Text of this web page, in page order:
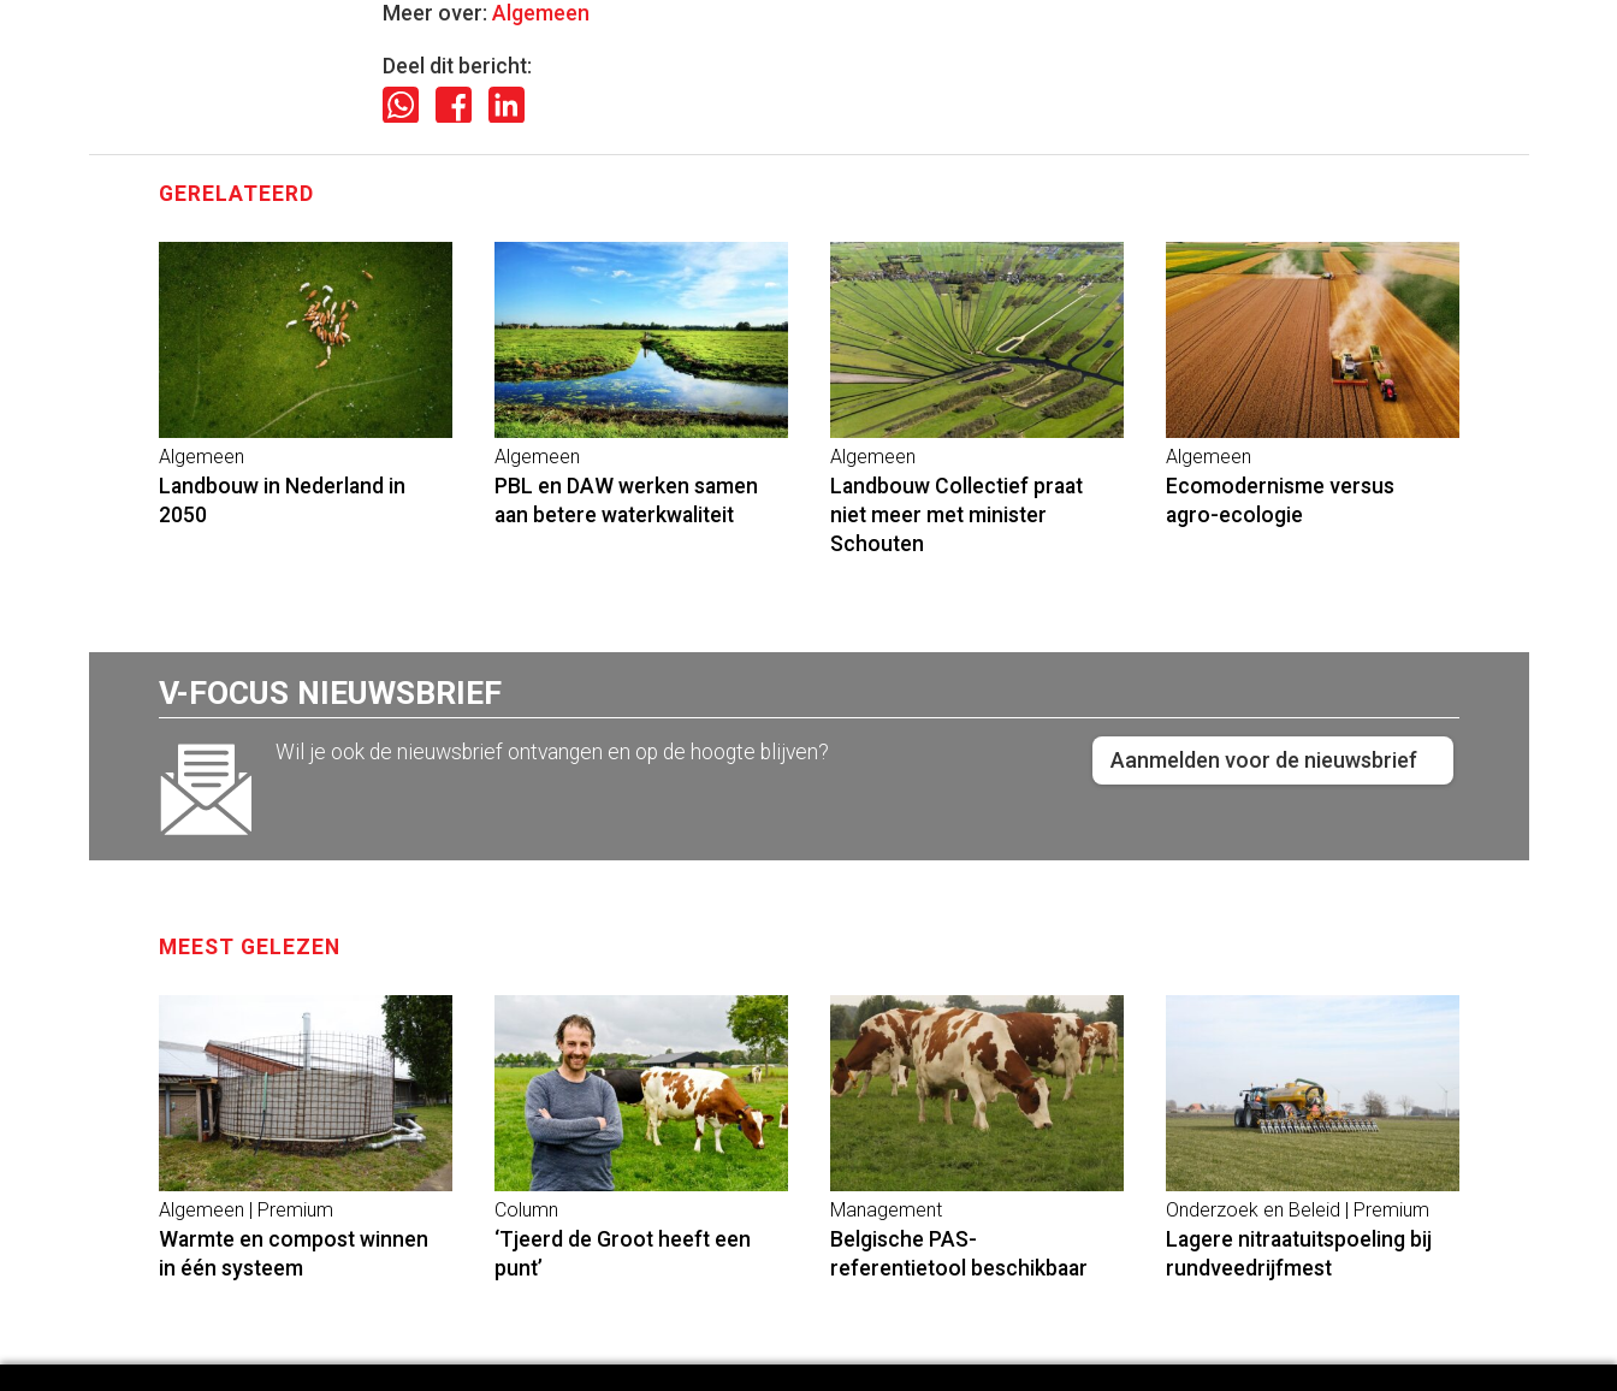
Meer over: Algemeen
Deel dit bericht:
GERELATEERD
Algemeen
Landbouw in Nederland in
2050
Algemeen
PBL en DAW werken samen
aan betere waterkwaliteit
Algemeen
Landbouw Collectief praat
niet meer met minister
Schouten
Algemeen
Ecomodernisme versus
agro-ecologie
V-FOCUS NIEUWSBRIEF
Wil je ook de nieuwsbrief ontvangen en op de hoogte blijven? Aanmelden voor de nieuwsbrief
MEEST GELEZEN
Algemeen | Premium
Warmte en compost winnen
in één systeem
Column
‘Tjeerd de Groot heeft een
punt’
Management
Belgische PAS-
referentietool beschikbaar
Onderzoek en Beleid | Premium
Lagere nitraatuitspoeling bij
rundveedrijfmest